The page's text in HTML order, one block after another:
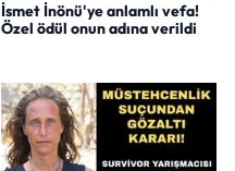
İsmet İnönü'ye anlamlı vefa!
Özel ödül onun adına verildi